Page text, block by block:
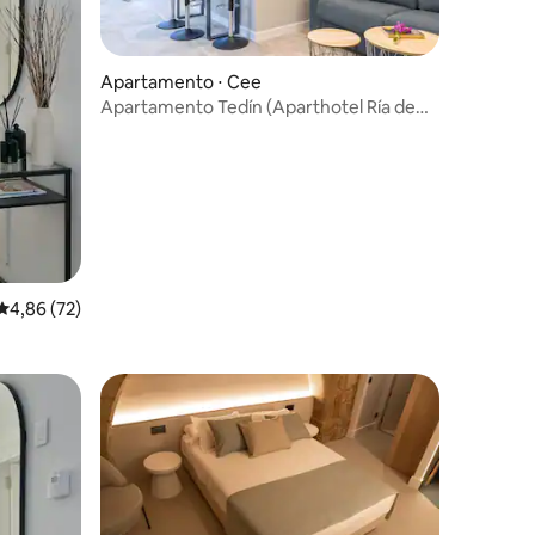
de uma avaliação média de 5, 72 avaliações
4,86 (72)
Apartamento ⋅ Cee
Apartamento Tedín (Aparthotel Ría de